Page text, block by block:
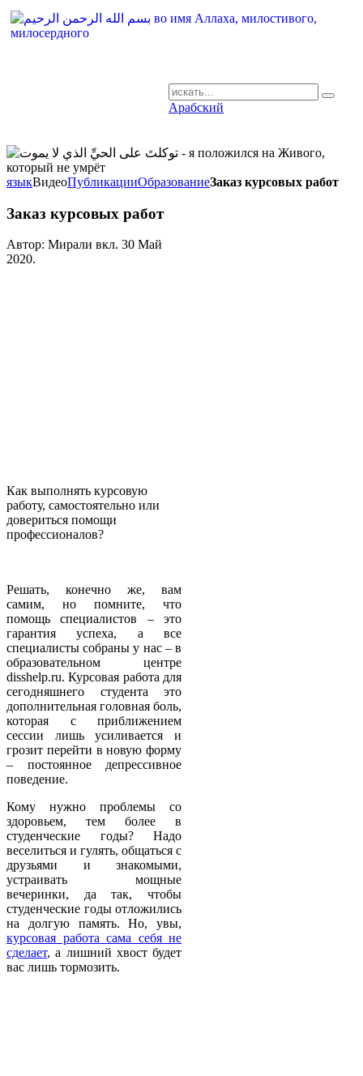
Арабский
языкВидеоПубликацииОбразованиеЗаказ курсовых работ
Заказ курсовых работ
Автор: Мирали вкл. 30 Май
2020.
Как выполнять курсовую
работу, самостоятельно или
довериться помощи
профессионалов?
Решать, конечно же, вам
самим, но помните, что
помощь специалистов – это
гарантия успеха, а все
специалисты собраны у нас – в
образовательном центре
disshelp.ru. Курсовая работа для
сегодняшнего студента это
дополнительная головная боль,
которая с приближением
сессии лишь усиливается и
грозит перейти в новую форму
– постоянное депрессивное
поведение.
Кому нужно проблемы со
здоровьем, тем более в
студенческие годы? Надо
веселиться и гулять, общаться с
друзьями и знакомыми,
устраивать мощные
вечеринки, да так, чтобы
студенческие годы отложились
на долгую память. Но, увы,
курсовая работа сама себя не
сделает, а лишний хвост будет
вас лишь тормозить.